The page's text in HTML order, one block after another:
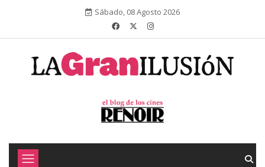
Sábado, 08 Agosto 2026